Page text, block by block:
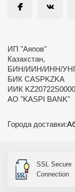
ИП "Аяпов"
Казахстан,
БИН/ИИН/ИНН/УНП
БИК CASPKZKA
ИИК
АО "KASPI BANK"
Города доставки:
SSL Secure
Connection